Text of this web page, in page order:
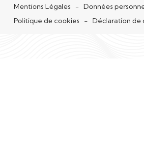
Mentions Légales
Données
Politique de cookies
Déclaration de